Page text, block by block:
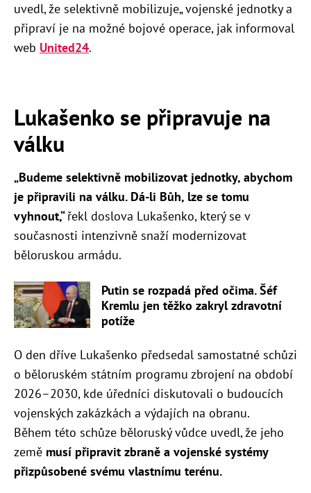
uvedl, že selektivně mobilizuje„ vojenské jednotky a
připraví je na možné bojové operace, jak informoval
web United24.
Lukašenko se připravuje na
válku
„Budeme selektivně mobilizovat jednotky, abychom
je připravili na válku. Dá-li Bůh, lze se tomu
vyhnout,“řekl doslova Lukašenko, který se v
současnosti intenzivně snaží modernizovat
běloruskou armádu.
Putin se rozpadá před očima. Šéf
Kremlu jen těžko zakryl zdravotní
potíže
O den dříve Lukašenko předsedal samostatné schůzi
o běloruském státním programu zbrojení na období
2026–2030, kde úředníci diskutovali o budoucích
vojenských zakázkách a výdajích na obranu.
Během této schůze běloruský vůdce uvedl, že jeho
země musí připravit zbraně a vojenské systémy
přizpůsobené svému vlastnímu terénu.